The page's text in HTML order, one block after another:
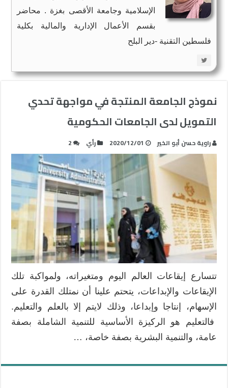
الإسلامية وجامعة الأقصى بغزة . محاضر
بقسم الأعمال الإدارية والمالية بكلية
فلسطين التقنية -دير البلح
نموذج الجامعة المنتجة في مواجهة تحدي
التمويل لدى الجامعات الحكومية
راوية حسن أبو الخير 2020/12/01 رأي 2
تتسارع إيقاعات العالم اليوم ومتغيراته، ولمواكبة تلك
الإيقاعات والإبداعات، يتحتم علينا أن نمتلك القدرة على
الإسهام، إنتاجا وإبداعا، وذلك لايتم إلا بالعلم والتعليم.
فالتعليم هو الركيزة الأساسية للتنمية الشاملة بصفة
عامة، والتنمية البشرية بصفة خاصة، …